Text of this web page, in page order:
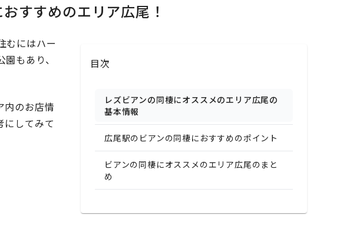
すすめのエリア広尾！
むにはハー
もあり、
内のお店情
にしてみて
目次
レズビアンの同棲にオススメのエリア広尾の
基本情報
広尾駅のビアンの同棲におすすめのポイント
ビアンの同棲にオススメのエリア広尾のまと
め